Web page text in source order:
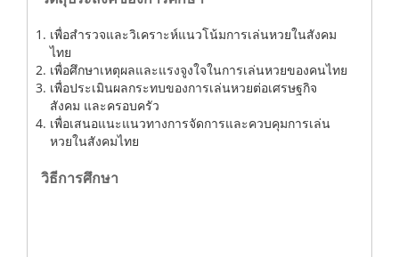
เพื่อสำรวจและวิเคราะห์แนวโน้มการเล่นหวยในสังคม
ไทย
เพื่อศึกษาเหตุผลและแรงจูงใจในการเล่นหวยของคนไทย
เพื่อประเมินผลกระทบของการเล่นหวยต่อเศรษฐกิจ
สังคม และครอบครัว
เพื่อเสนอแนะแนวทางการจัดการและควบคุมการเล่น